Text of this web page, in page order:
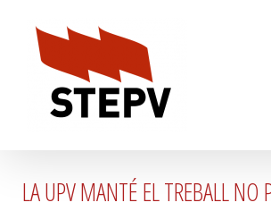
content
LA UPV MANTÉ EL TREBALL NO